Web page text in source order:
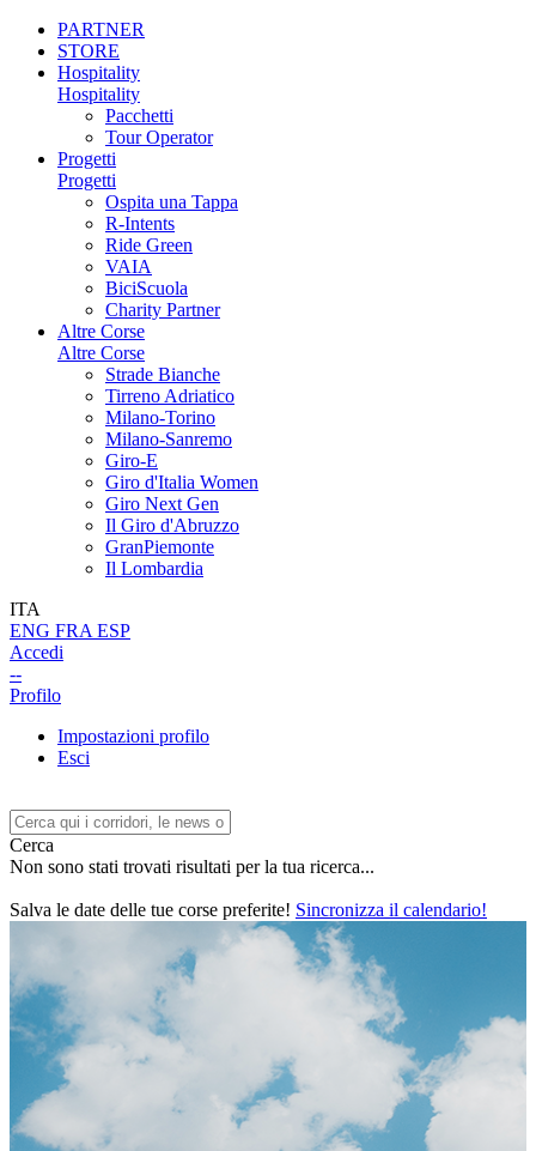
PARTNER
STORE
Hospitality
Hospitality
Pacchetti
Tour Operator
Progetti
Progetti
Ospita una Tappa
R-Intents
Ride Green
VAIA
BiciScuola
Charity Partner
Altre Corse
Altre Corse
Strade Bianche
Tirreno Adriatico
Milano-Torino
Milano-Sanremo
Giro-E
Giro d'Italia Women
Giro Next Gen
Il Giro d'Abruzzo
GranPiemonte
Il Lombardia
ITA
ENG FRA ESP
Accedi
--
Profilo
Impostazioni profilo
Esci
Cerca
Non sono stati trovati risultati per la tua ricerca...
Salva le date delle tue corse preferite! Sincronizza il calendario!